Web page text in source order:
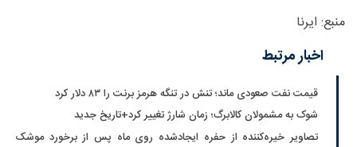
منبع: ایرنا
اخبار مرتبط
قیمت نفت صعودی ماند؛ تنش در تنگه هرمز برنت را ۸۳ دلار کرد
شوک به مشمولان کالابرگ؛ زمان شارژ تغییر کرد+تاریخ جدید
تصاویر خیره‌کننده از حفره ایجادشده روی ماه پس از برخورد موشک